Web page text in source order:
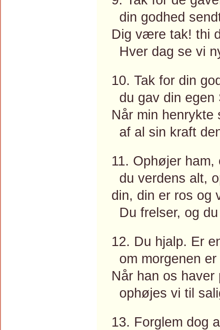
din godhed
Dig være tak! thi
Hver dag se vi
10. Tak for din
du gav din egen
Når min
af al sin kraft
11. Ophøjer
du verdens alt,
din, din er ros og
Du frelser, og
12. Du hjalp. Er
om morgenen
Når han os
ophøjes vi til
13. Forglem dog